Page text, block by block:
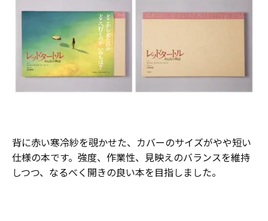
背に赤い寒冷紗を覗かせた、カバーのサイズがやや短い
仕様の本です。強度、作業性、見映えのバランスを維持
しつつ、なるべく開きの良い本を目指しました。